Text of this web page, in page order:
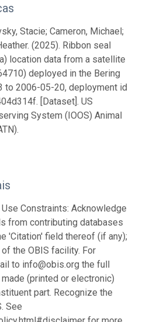
Stacie; Cameron, Michael;
(2025). Ribbon seal
location data from a satellite
deployed in the Bering
to 2006-05-20, deployment id
[Dataset]. US
System (IOOS) Animal
Constraints: Acknowledge
from contributing databases
'Citation' field thereof (if any);
the OBIS facility. For
to info@obis.org the full
(printed or electronic)
part. Recognize the
See